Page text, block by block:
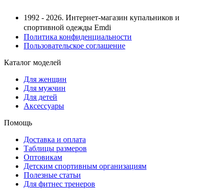
1992 - 2026. Интернет-магазин купальников и
спортивной одежды Emdi
Политика конфиденциальности
Пользовательское соглашение
Каталог моделей
Для женщин
Для мужчин
Для детей
Аксессуары
Помощь
Доставка и оплата
Таблицы размеров
Оптовикам
Детским спортивным организациям
Полезные статьи
Для фитнес тренеров